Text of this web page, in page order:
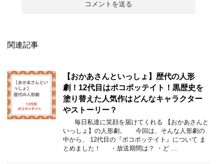
関連記事
【おかあさんといっしょ】歴代の人形
劇！12代目はポコポッテイト！黒歴史を
塗り替えた人気作はどんなキャラクター
やストーリー？
毎日私達に笑顔を届けてくれる 【おかあさんと
いっしょ】の人形劇。 今回は、そんな人形劇の
中から、 12代目の『ポコポッテイト』について ま
とめました！ ・放送期間は？ ・ど …